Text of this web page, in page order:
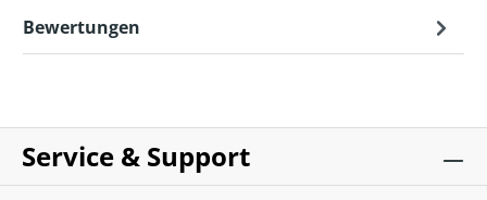
Bewertungen
Service & Support